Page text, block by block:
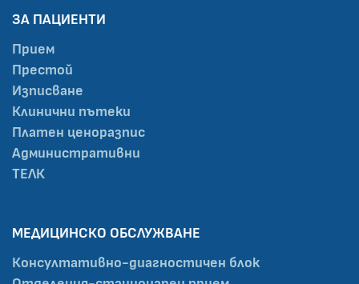
ЗА ПАЦИЕНТИ
Прием
Престой
Изписване
Клинични пътеки
Платен ценоразпис
Административни
ТЕЛК
МЕДИЦИНСКО ОБСЛУЖВАНЕ
Консултативно-диагностичен блок